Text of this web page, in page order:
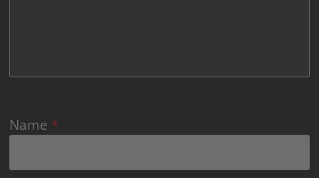
Name *